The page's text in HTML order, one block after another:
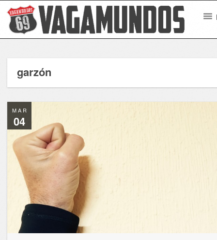
garzón
MAR
04